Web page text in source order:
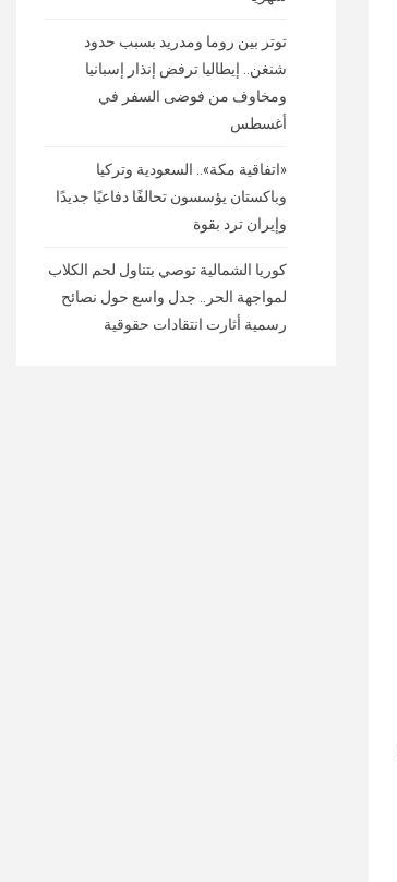
توتر بين روما ومدريد بسبب حدود
شنغن.. إيطاليا ترفض إنذار إسبانيا
ومخاوف من فوضى السفر في
أغسطس
«اتفاقية مكة».. السعودية وتركيا
وباكستان يؤسسون تحالفًا دفاعيًا جديدًا
وإيران ترد بقوة
كوريا الشمالية توصي بتناول لحم الكلاب
لمواجهة الحر.. جدل واسع حول نصائح
رسمية أثارت انتقادات حقوقية